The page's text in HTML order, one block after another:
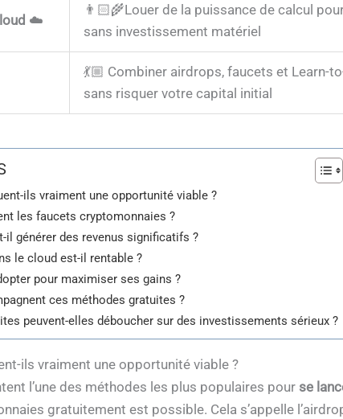
☁️
👨🏻‍🌾Louer de la puissance de calcul
sans investissement matériel
💃🏼 Combiner airdrops, faucets et Learn-
sans risquer votre capital initial
ils vraiment une opportunité viable ?
les faucets cryptomonnaies ?
il générer des revenus significatifs ?
le cloud est-il rentable ?
pour maximiser ses gains ?
ces méthodes gratuites ?
peuvent-elles déboucher sur des investissements sérieux ?
ils vraiment une opportunité viable ?
l’une des méthodes les plus populaires pour se
gratuitement est possible. Cela s’appelle